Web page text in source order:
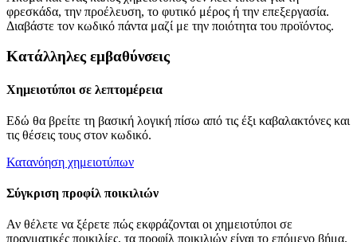
φρεσκάδα, την προέλευση, το φυτικό μέρος ή την επεξεργασία.
Διαβάστε τον κωδικό πάντα μαζί με την ποιότητα του προϊόντος.
Κατάλληλες εμβαθύνσεις
Χημειοτύποι σε λεπτομέρεια
Εδώ θα βρείτε τη βασική λογική πίσω από τις έξι καβαλακτόνες και
τις θέσεις τους στον κωδικό.
Κατανόηση χημειοτύπων
Σύγκριση προφίλ ποικιλιών
Αν θέλετε να ξέρετε πώς εκφράζονται οι χημειοτύποι σε
πραγματικές ποικιλίες, τα προφίλ ποικιλιών είναι το επόμενο βήμα.